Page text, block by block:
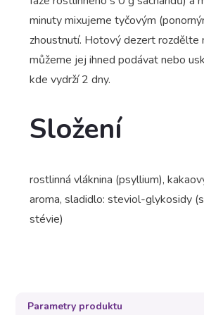
minuty mixujeme tyčovým
zhoustnutí. Hotový dezert rozdělte
můžeme jej ihned podávat nebo
kde vydrží 2 dny.
Složení
rostlinná vláknina (psyllium),
aroma, sladidlo: steviol-glykosidy
stévie)
Parametry produktu